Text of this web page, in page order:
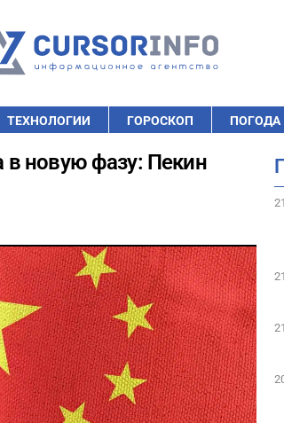
ТЕХНОЛОГИИ ГОРОСКОП ПОГОДА
новую фазу: Пекин